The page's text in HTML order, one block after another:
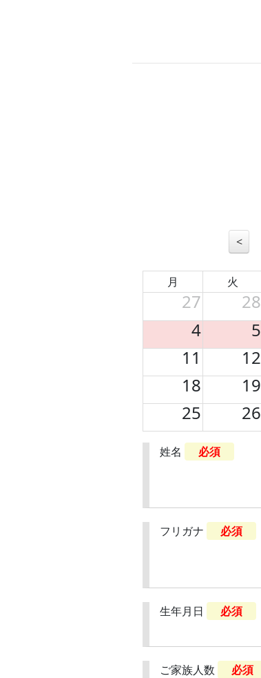
<
月 火
27 28
4
5
11
12
18
19
25
26
姓名 必須
フリガナ 必須
生年月日 必須
ご家族人数 必須